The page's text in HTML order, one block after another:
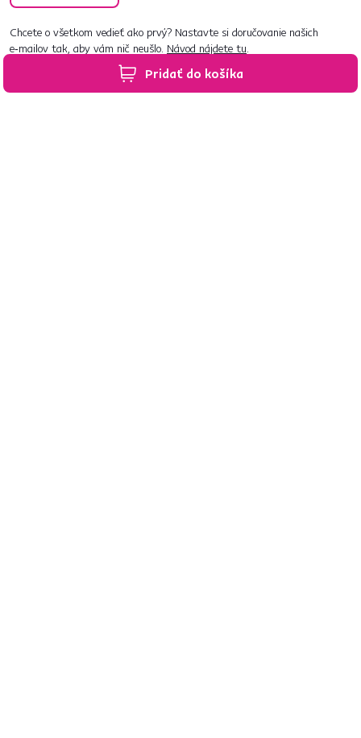
Pridať do košíka
Chcete o všetkom vedieť ako prvý? Nastavte si doručovanie našich
e‑mailov tak, aby vám nič neušlo. Návod nájdete tu.